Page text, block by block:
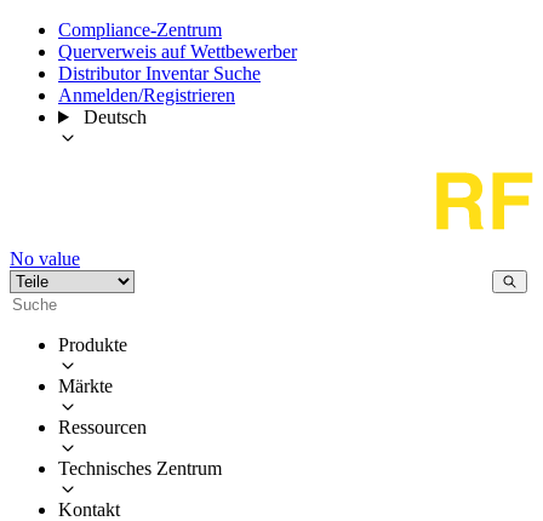
Compliance-Zentrum
Querverweis auf Wettbewerber
Distributor Inventar Suche
Anmelden/Registrieren
Deutsch
No value
Produkte
Märkte
Ressourcen
Technisches Zentrum
Kontakt